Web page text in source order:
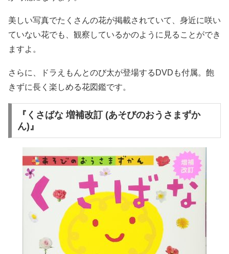
美しい写真でたくさんの花が掲載されていて、身近に咲い
ていない花でも、観察しているかのように見ることができ
ますよ。
さらに、ドラえもんとのび太が登場するDVDも付属。飽
きずに長く楽しめる花図鑑です。
『くさばな 増補改訂 (あそびのおうさまずか
ん)』